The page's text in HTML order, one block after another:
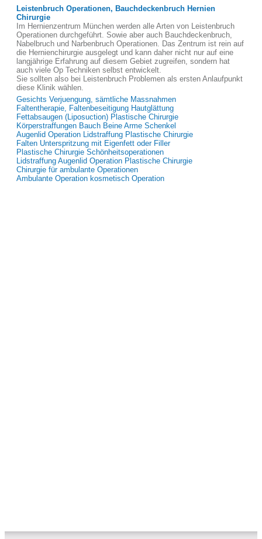
Leistenbruch Operationen, Bauchdeckenbruch Hernien
Chirurgie
Im Hernienzentrum München werden alle Arten von Leistenbruch
Operationen durchgeführt. Sowie aber auch Bauchdeckenbruch,
Nabelbruch und Narbenbruch Operationen. Das Zentrum ist rein auf
die Hernienchirurgie ausgelegt und kann daher nicht nur auf eine
langjährige Erfahrung auf diesem Gebiet zugreifen, sondern hat
auch viele Op Techniken selbst entwickelt.
Sie sollten also bei Leistenbruch Problemen als ersten Anlaufpunkt
diese Klinik wählen.
Gesichts Verjuengung, sämtliche Massnahmen
Faltentherapie, Faltenbeseitigung Hautglättung
Fettabsaugen (Liposuction) Plastische Chirurgie
Körperstraffungen Bauch Beine Arme Schenkel
Augenlid Operation Lidstraffung Plastische Chirurgie
Falten Unterspritzung mit Eigenfett oder Filler
Plastische Chirurgie Schönheitsoperationen
Lidstraffung Augenlid Operation Plastische Chirurgie
Chirurgie für ambulante Operationen
Ambulante Operation kosmetisch Operation